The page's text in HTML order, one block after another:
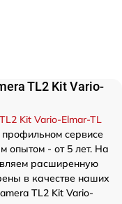
TL2 Kit Vario-
Kit Vario-Elmar-TL
сервисе
опытом - от 5 лет. На
расширенную
в качестве наших
TL2 Kit Vario-